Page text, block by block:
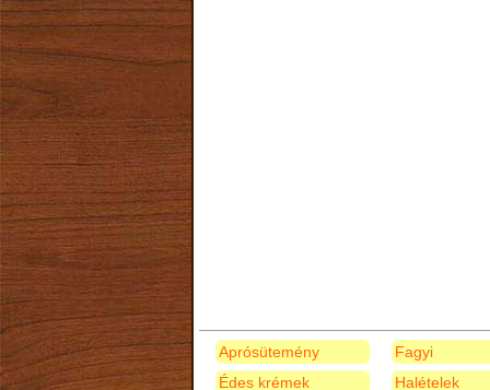
Aprósütemény
Édes krémek
Fagyi
Halételek